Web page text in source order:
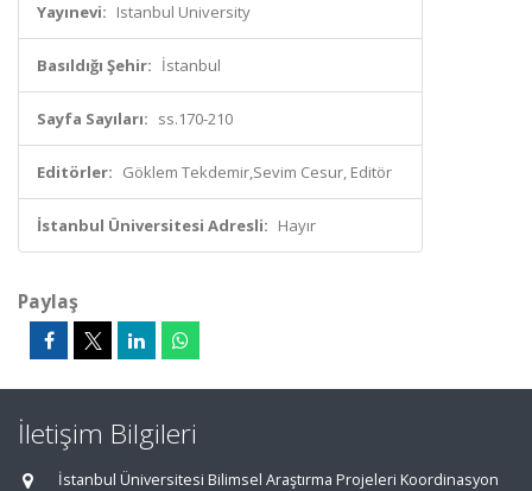
Yayınevi: Istanbul University
Basıldığı Şehir: İstanbul
Sayfa Sayıları: ss.170-210
Editörler: Göklem Tekdemir,Sevim Cesur, Editör
İstanbul Üniversitesi Adresli: Hayır
Paylaş
İletişim Bilgileri
İstanbul Üniversitesi Bilimsel Araştırma Projeleri Koordinasyon